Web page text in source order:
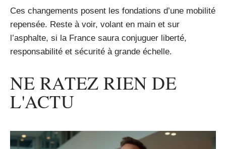
Ces changements posent les fondations d’une mobilité
repensée. Reste à voir, volant en main et sur
l’asphalte, si la France saura conjuguer liberté,
responsabilité et sécurité à grande échelle.
NE RATEZ RIEN DE
L'ACTU